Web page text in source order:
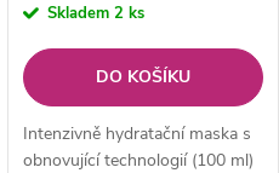
Skladem 2 ks
DO KOŠÍKU
Intenzivně hydratační maska s
obnovující technologií (100 ml)